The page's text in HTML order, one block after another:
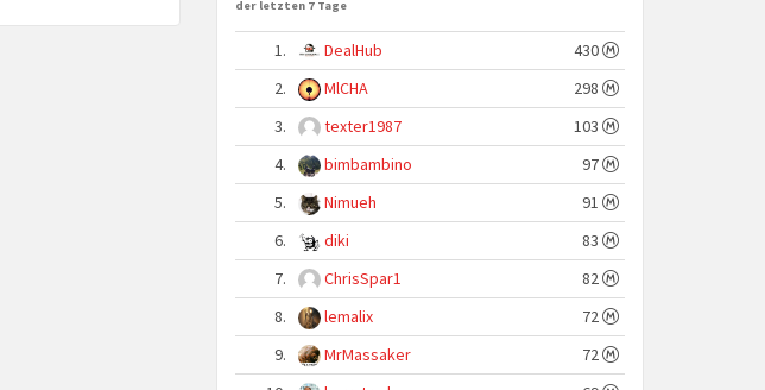
der letzten 7 Tage
1. DealHub
430
2.
MlCHA
298
3.
texter1987
103
4.
bimbambino
97
5.
Nimueh
91
6.
diki
83
7.
ChrisSpar1
82
8.
lemalix
72
9.
MrMassaker
72